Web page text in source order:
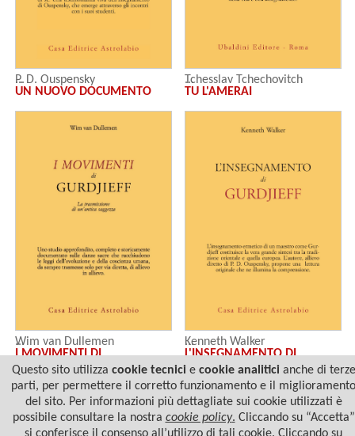
P. D. Ouspensky
UN NUOVO DOCUMENTO
Tchesslav Tchechovitch
TU L'AMERAI
Wim van Dullemen
I MOVIMENTI DI
GURDJIEFF
Kenneth Walker
L'INSEGNAMENTO DI
GURDJIEFF
Questo sito utilizza cookie tecnicie cookie analiticianche di terze
parti, per permettere il corretto funzionamento e il miglioramento
del sito. Per informazioni più dettagliate sui cookie utilizzati è
possibile consultare la nostra cookie policy. Cliccando su “Accetta”